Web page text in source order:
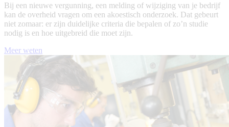
Bij een nieuwe vergunning, een melding of wijziging van je bedrijf
kan de overheid vragen om een akoestisch onderzoek. Dat gebeurt
niet zomaar: er zijn duidelijke criteria die bepalen of zo’n studie
nodig is en hoe uitgebreid die moet zijn.
Meer weten